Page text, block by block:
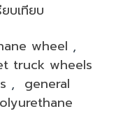
ยบเทียบ
wheel ,
truck wheels
, general